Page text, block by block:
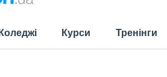
Курси Тренінги